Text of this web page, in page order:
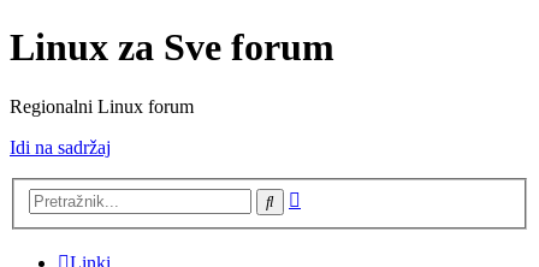
Linux za Sve forum
Regionalni Linux forum
Idi na sadržaj
Pretražnik